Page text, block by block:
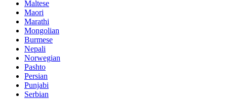
Maltese
Maori
Marathi
Mongolian
Burmese
Nepali
Norwegian
Pashto
Persian
Punjabi
Serbian